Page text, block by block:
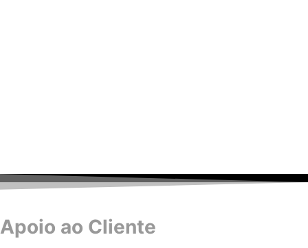
Apoio ao Cliente